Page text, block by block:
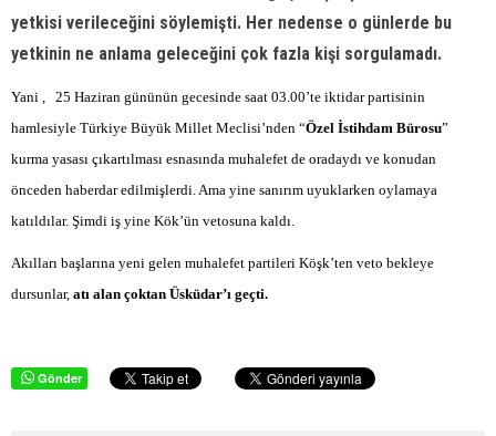
yetkisi verileceğini söylemişti. Her nedense o günlerde bu
yetkinin ne anlama geleceğini çok fazla kişi sorgulamadı.
Yani , 25 Haziran gününün gecesinde saat 03.00’te iktidar partisinin
hamlesiyle Türkiye Büyük Millet Meclisi’nden “Özel İstihdam Bürosu”
kurma yasası çıkartılması esnasında muhalefet de oradaydı ve konudan
önceden haberdar edilmişlerdi. Ama yine sanırım uyuklarken oylamaya
katıldılar. Şimdi iş yine Kök’ün vetosuna kaldı.
Akılları başlarına yeni gelen muhalefet partileri Köşk’ten veto bekleye
dursunlar, atı alan çoktan Üsküdar’ı geçti.
Gönder